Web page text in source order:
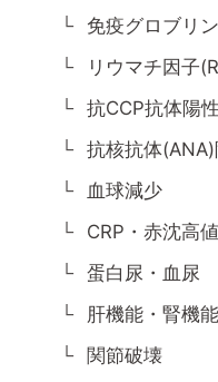
免疫グロブリ
リウマチ因子
抗CCP抗体陽性
抗核抗体(ANA)
血球減少
CRP・赤沈高値
蛋白尿・血尿
肝機能・腎機
関節破壊